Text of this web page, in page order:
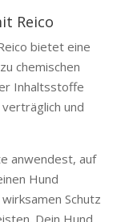
Reico
bietet eine
chemischen
Inhaltsstoffe
und
anwendest, auf
Hund
Schutz
Dein Hund